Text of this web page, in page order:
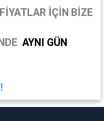
İÇİN BİZE
AYNI GÜN